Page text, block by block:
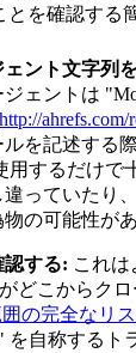
とを確認する
ント文字列
ェントは
http://ahrefs.com/
を記述する
用するだけで
っていたり
の可能性があ
する: これは
どこからク
の完全なリス
を自称するト